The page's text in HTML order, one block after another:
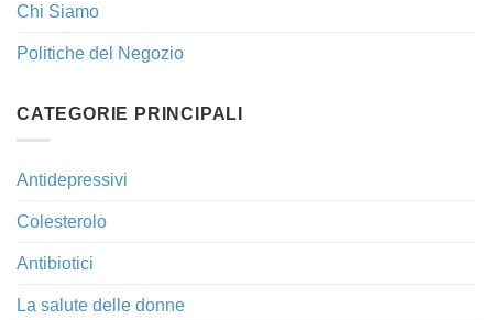
Chi Siamo
Politiche del Negozio
CATEGORIE PRINCIPALI
Antidepressivi
Colesterolo
Antibiotici
La salute delle donne